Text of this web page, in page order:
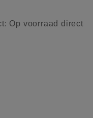
Op voorraad direct